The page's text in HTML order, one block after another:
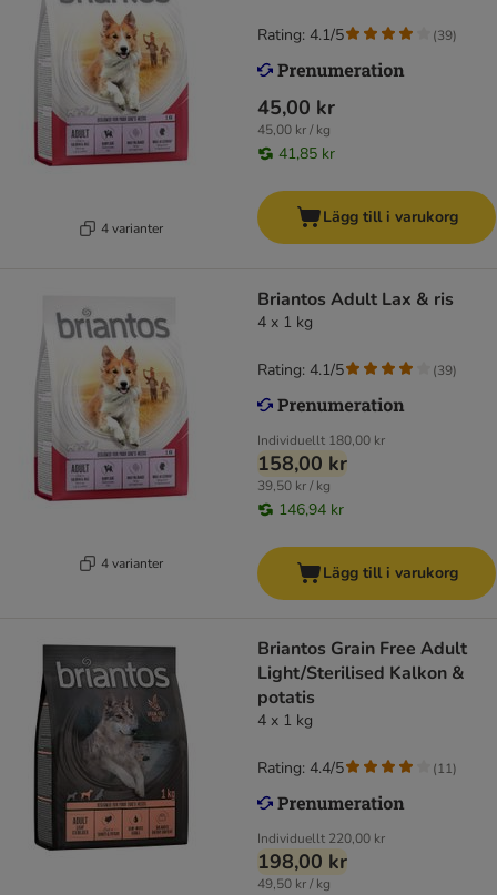
4 varianter
45,00 kr
45,00 kr / kg
41,85 kr
Rating: 4.1/5 (39)
Lägg till i varukorg
4 varianter
Briantos Adult Lax & ris
4 x 1 kg
Individuellt 180,00 kr
158,00 kr
39,50 kr / kg
146,94 kr
Rating: 4.1/5 (39)
Lägg till i varukorg
Briantos Grain Free Adult
Light/Sterilised Kalkon &
potatis
4 x 1 kg
Individuellt 220,00 kr
198,00 kr
49,50 kr / kg
Rating: 4.4/5 (11)